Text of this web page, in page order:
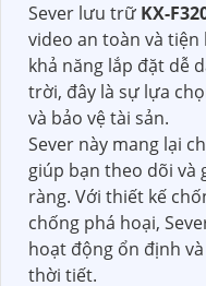
Sever lưu trữ KX-
video an toàn và
khả năng lắp đặt dễ
trời, đây là sự lựa
và bảo vệ tài sản.
Sever này mang lại
giúp bạn theo dõi và
ràng. Với thiết kế
chống phá hoại,
hoạt động ổn định
thời tiết.